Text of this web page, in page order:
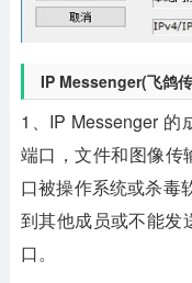
IP Messenger(飞鸽
1、IP Messenger 的
端口，文件和图像传
口被操作系统或杀毒
到其他成员或不能发
口。